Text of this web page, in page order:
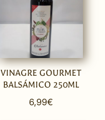
VINAGRE GOURMET
BALSÁMICO 250ML
6,99€